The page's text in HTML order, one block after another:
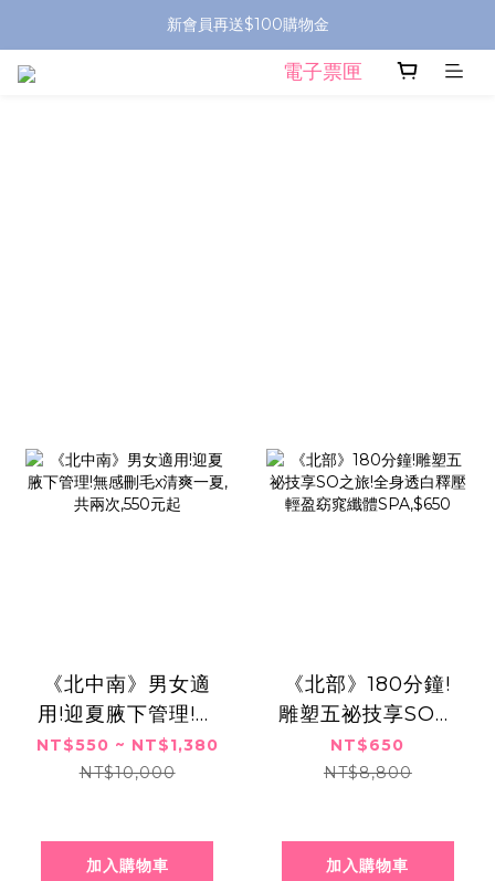
新會員再送$100購物金
電子票匣 prev
《北中南》男女適
用!迎夏腋下管理!無
感刪毛x清爽一夏,共
兩次,550元起
NT$550 ~ NT$1,380
NT$10,000
加入購物車
《北部》180分鐘!
雕塑五祕技享SO之
旅!全身透白釋壓輕
盈窈窕纖體
NT$650
NT$8,800
加入購物車